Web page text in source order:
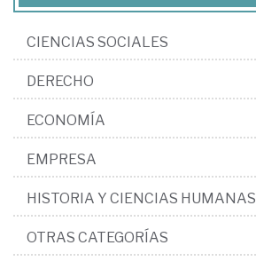
CIENCIAS SOCIALES
DERECHO
ECONOMÍA
EMPRESA
HISTORIA Y CIENCIAS HUMANAS
OTRAS CATEGORÍAS